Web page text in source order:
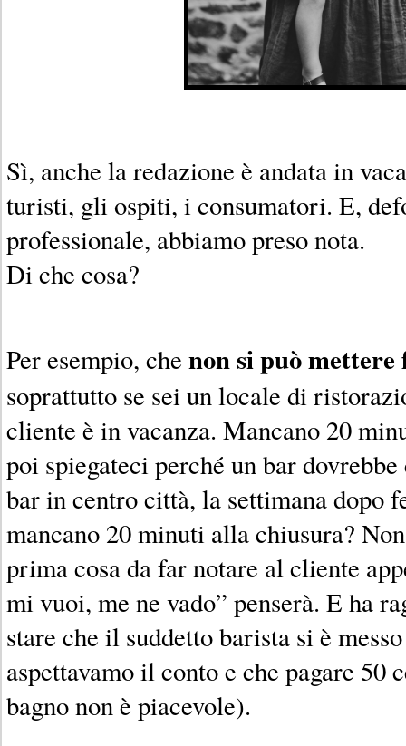
Sì, anche la redazione è andata in
turisti, gli ospiti, i consumatori. E,
professionale, abbiamo preso nota.
Di che cosa?
Per esempio, che non si può
soprattutto se sei un locale di
cliente è in vacanza. Mancano 20
poi spiegateci perché un bar
bar in centro città, la settimana dopo
mancano 20 minuti alla chiusura?
prima cosa da far notare al cliente
mi vuoi, me ne vado” penserà. E ha
stare che il suddetto barista si è
aspettavamo il conto e che pagare 50
bagno non è piacevole).